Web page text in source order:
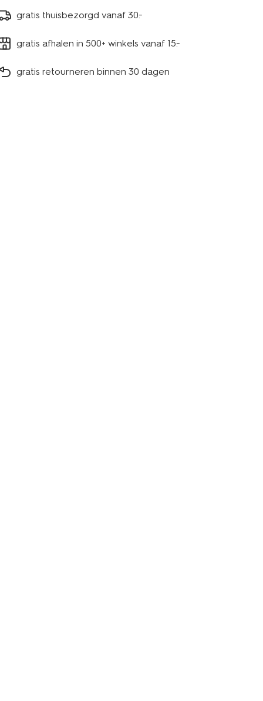
gratis thuisbezorgd vanaf 30.-
gratis afhalen in 500+ winkels vanaf 15.-
gratis retourneren binnen 30 dagen